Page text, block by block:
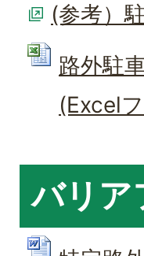
(参考）
路外駐
(Excel
バリア